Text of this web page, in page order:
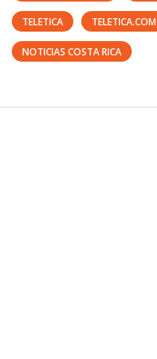
TELETICA TELETICA.COM
NOTICIAS COSTA RICA